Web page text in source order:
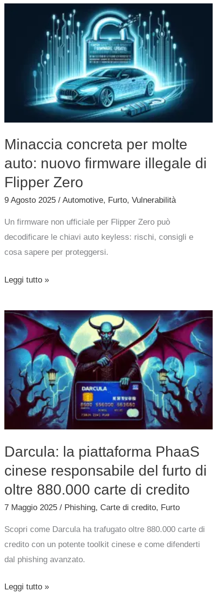
Minaccia concreta per molte
auto: nuovo firmware illegale di
Flipper Zero
9 Agosto 2025/Automotive, Furto,Vulnerabilità
Un firmware non ufficiale per Flipper Zero può
decodificare le chiavi auto keyless: rischi, consigli e
cosa sapere per proteggersi.
firmware
Flipper
Zero
Leggi tutto »
Darcula: la piattaforma PhaaS
cinese responsabile del furto di
oltre 880.000 carte di credito
7 Maggio 2025/ Phishing, Carte di credito, Furto
Scopri come Darcula ha trafugato oltre 880.000 carte di
credito con un potente toolkit cinese e come difenderti
dal phishing avanzato.
Darcula:
la
piattaforma
PhaaS
cinese
responsabile
del
oltre
880.000
carte
credito
Leggi tutto »